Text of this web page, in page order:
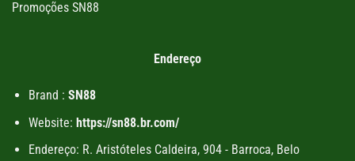
Promoções SN88
Endereço
Brand : SN88
Website: https://sn88.br.com/
Endereço: R. Aristóteles Caldeira, 904 - Barroca, Belo